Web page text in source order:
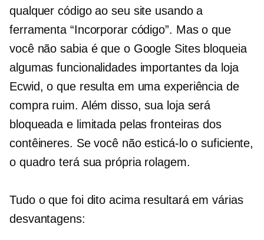
qualquer código ao seu site usando a
ferramenta “Incorporar código”. Mas o que
você não sabia é que o Google Sites bloqueia
algumas funcionalidades importantes da loja
Ecwid, o que resulta em uma experiência de
compra ruim. Além disso, sua loja será
bloqueada e limitada pelas fronteiras dos
contêineres. Se você não esticá-lo o suficiente,
o quadro terá sua própria rolagem.
Tudo o que foi dito acima resultará em várias
desvantagens: